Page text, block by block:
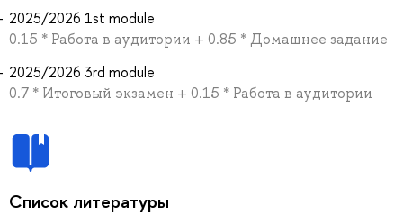
2025/2026 1st module
0.15 * Работа в аудитории + 0.85 * Домашнее задание
2025/2026 3rd module
0.7 * Итоговый экзамен + 0.15 * Работа в аудитории
Список литературы